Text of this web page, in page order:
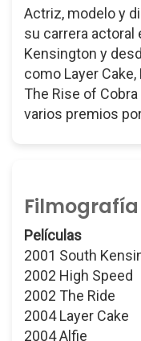
Actriz, modelo y
su carrera actoral
Kensington y
como Layer Cake,
The Rise of
varios premios
Filmografía
Películas
2001 South
2002 High Speed
2002 The Ride
2004 Layer Cake
2004 Alfie